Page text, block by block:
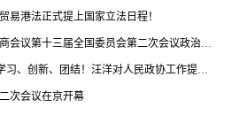
易港法正式提上国家立法日程！
会议第十三届全国委员会第二次会议政治…
习、创新、团结！汪洋对人民政协工作提…
次会议在京开幕